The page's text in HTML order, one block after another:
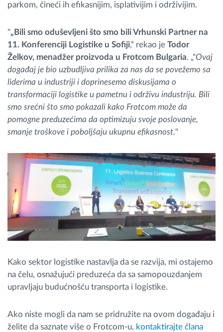
parkom, čineći ih efikasnijim, isplativijim i održivijim.
"„Bili smo oduševljeni što smo bili Vrhunski Partner na
11. Konferenciji Logistike u Sofiji,“ rekao je Todor
Želkov, menadžer proizvoda u Frotcom Bulgaria. „"Ovaj
događaj je bio uzbudljiva prilika za nas da se povežemo sa
liderima u industriji i doprinesemo diskusijama o
transformaciji logistike u pametnu i održivu industriju. Bili
smo srećni što smo pokazali kako Frotcom može da
pomogne preduzećima da optimizuju svoje poslovanje,
smanje troškove i poboljšaju ukupnu efikasnost."
Kako sektor logistike nastavlja da se razvija, mi ostajemo
na čelu, osnažujući preduzeća da sa samopouzdanjem
upravljaju budućnošću transporta i logistike.
Ako niste mogli da nam se pridružite na ovom događaju i
želite da saznate više o Frotcom-u, kontaktirajte člana